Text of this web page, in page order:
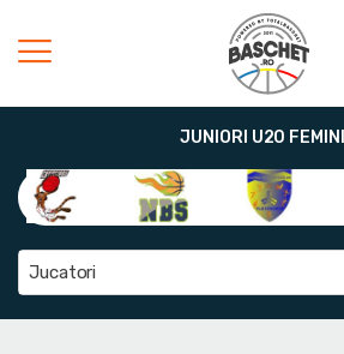
JUNIORI U20
Jucatori